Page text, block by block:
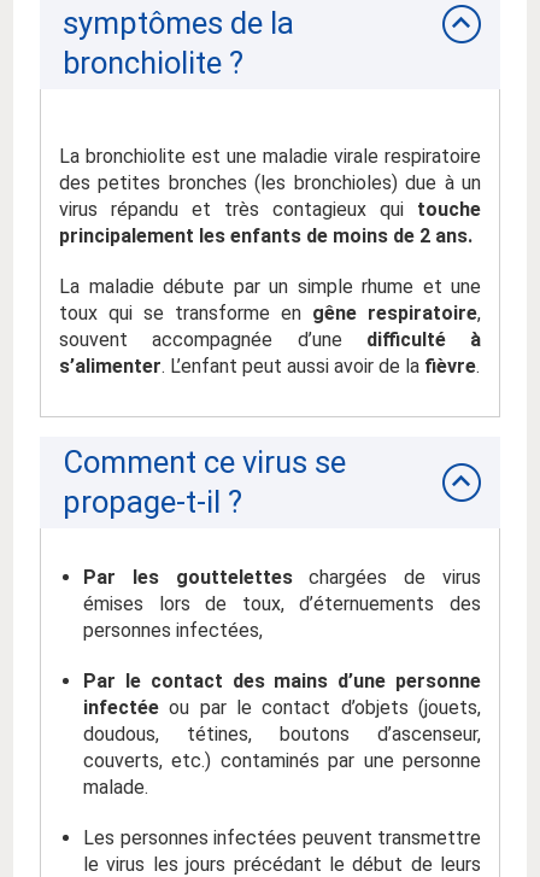
symptômes de la
bronchiolite ?
La bronchiolite est une maladie virale respiratoire
des petites bronches (les bronchioles) due à un
virus répandu et très contagieux qui touche
principalement les enfants de moins de 2 ans.
La maladie débute par un simple rhume et une
toux qui se transforme en gêne respiratoire,
souvent accompagnée d’une difficulté à
s’alimenter. L’enfant peut aussi avoir de la fièvre.
Comment ce virus se
propage-t-il ?
Par les goutteletteschargées de virus
émises lors de toux, d’éternuements des
personnes infectées,
Par le contact des mains d’une personne
infectée ou par le contact d’objets (jouets,
doudous, tétines, boutons d’ascenseur,
couverts, etc.) contaminés par une personne
malade.
Les personnes infectées peuvent transmettre
le virus les jours précédant le début de leurs